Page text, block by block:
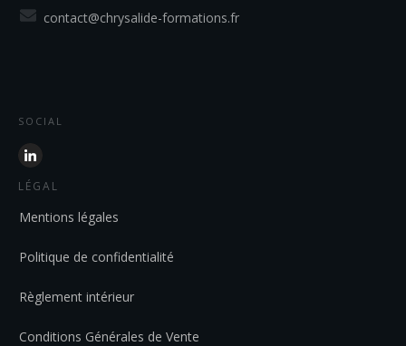
contact@chrysalide-formations.fr
SOCIAL
LÉGAL
Mentions légales
Politique de confidentialité
Règlement intérieur
Conditions Générales de Vente